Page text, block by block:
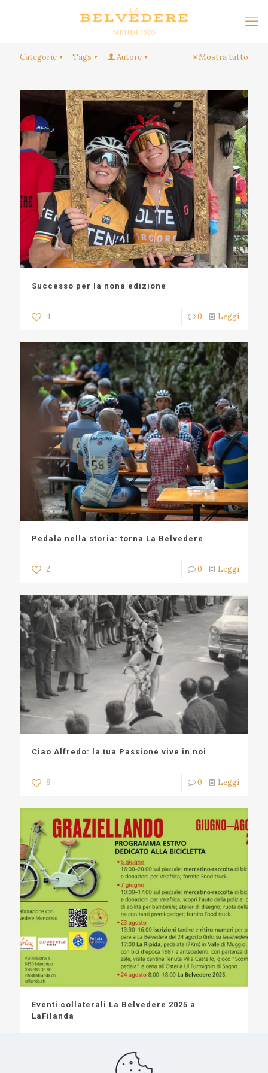
Categorie Tags Autore Mostra tutto
Successo per la nona edizione
4 0 Leggi
Pedala nella storia: torna La Belvedere
2 0 Leggi
Ciao Alfredo: la tua Passione vive in noi
9 0 Leggi
Eventi collaterali La Belvedere 2025 a
LaFilanda